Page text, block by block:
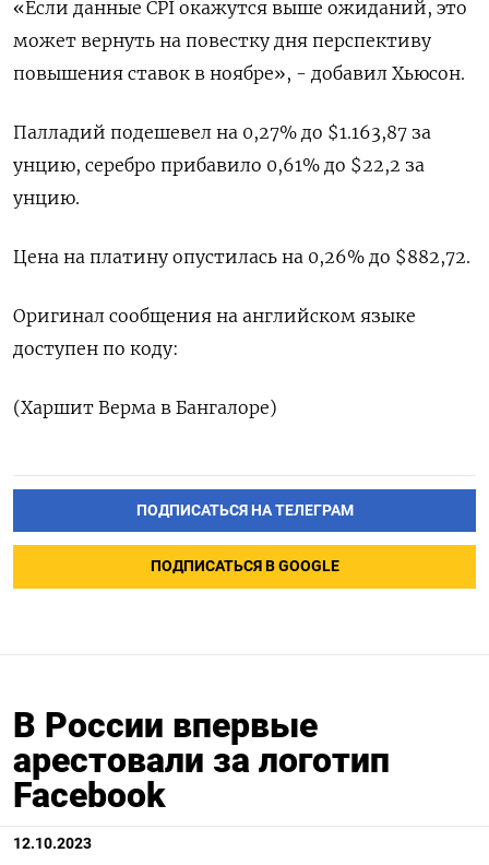
«Если данные CPI окажутся выше ожиданий, это
может вернуть на повестку дня перспективу
повышения ставок в ноябре», - добавил Хьюсон.
Палладий подешевел на 0,27% до $1.163,87​​ за
унцию, серебро прибавило 0,61% до $22,2​ за
унцию.
Цена на платину опустилась на 0,26% до $882,72.
Оригинал сообщения на английском языке
доступен по коду:
(Харшит Верма в Бангалоре)
ПОДПИСАТЬСЯ НА ТЕЛЕГРАМ
ПОДПИСАТЬСЯ В GOOGLE
В России впервые
арестовали за логотип
Facebook
12.10.2023